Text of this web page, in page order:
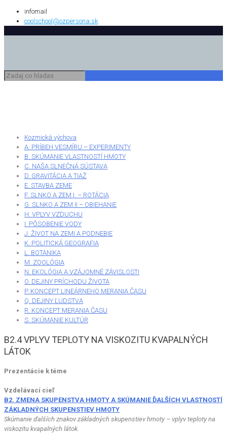
infomail
coolschool@ozpersona.sk
Kozmická výchova
A. PRÍBEH VESMÍRU – EXPERIMENTY
B. SKÚMANIE VLASTNOSTÍ HMOTY
C. NAŠA SLNEČNÁ SÚSTAVA
D. GRAVITÁCIA A TIAŽ
E. STAVBA ZEME
F. SLNKO A ZEM I. – ROTÁCIA
G. SLNKO A ZEM II – OBIEHANIE
H. VPLYV VZDUCHU
I. PÔSOBENIE VODY
J. ŽIVOT NA ZEMI A PODNEBIE
K. POLITICKÁ GEOGRAFIA
L. BOTANIKA
M. ZOOLÓGIA
N. EKOLÓGIA A VZÁJOMNÉ ZÁVISLOSTI
O. DEJINY PRÍCHODU ŽIVOTA
P. KONCEPT LINEÁRNEHO MERANIA ČASU
Q. DEJINY ĽUDSTVA
R. KONCEPT MERANIA ČASU
S. SKÚMANIE KULTÚR
B2.4 VPLYV TEPLOTY NA VISKOZITU KVAPALNÝCH
LÁTOK
Prezentácie k téme
Vzdelávací cieľ
B2. ZMENA SKUPENSTVA HMOTY A SKÚMANIE ĎALŠÍCH VLASTNOSTÍ
ZÁKLADNÝCH SKUPENSTIEV HMOTY
Skúmanie ďalších znakov základných skupenstiev hmoty – vplyv teploty na
viskozitu kvapalných látok.